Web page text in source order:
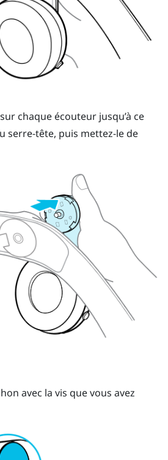
chaque écouteur jusqu’à ce
serre-tête, puis mettez-le de
avec la vis que vous avez